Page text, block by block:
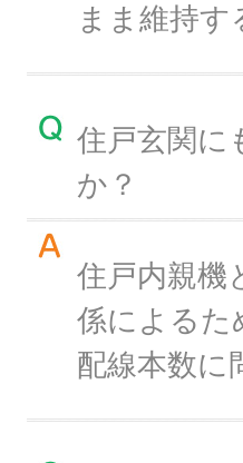
まま維持
住戸玄関に
か？
住戸内親機
係によるた
配線本数に